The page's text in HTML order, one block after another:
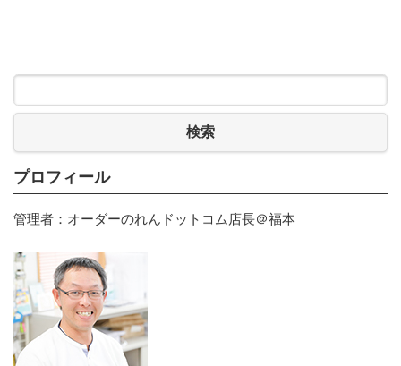
検索
プロフィール
管理者：オーダーのれんドットコム店長＠福本